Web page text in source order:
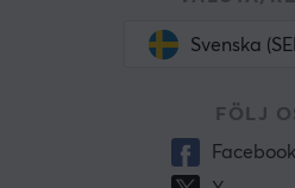
Svenska
FÖLJ
Facebook